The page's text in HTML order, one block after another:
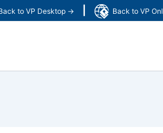
to VP Desktop → Back to VP